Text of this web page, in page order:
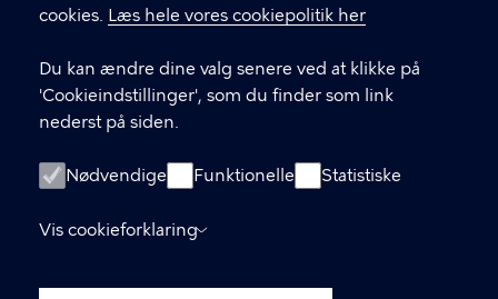
cookies. Læs hele vores cookiepolitik her
Du kan ændre dine valg senere ved at klikke på
'Cookieindstillinger', som du finder som link
nederst på siden.
Nødvendige Funktionelle Statistiske
Vis cookieforklaring
Digital Post
Databeskyttelse
Tilgængelighedserklæring
Om hjemmesiden